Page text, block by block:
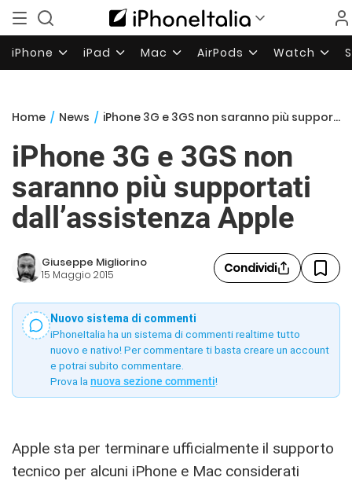
iPhone iPad Mac AirPods Watch
Home / News / iPhone 3G e 3GS non saranno più supportati dall’assistenza Apple
iPhone 3G e 3GS non
saranno più supportati
dall’assistenza Apple
Giuseppe Migliorino
15 Maggio 2015 Condividi
Nuovo sistema di commenti
iPhoneItalia ha un sistema di commenti realtime tutto
nuovo e nativo! Per commentare ti basta creare un account
e potrai subito commentare.
Prova la nuova sezione commenti!
Apple sta per terminare ufficialmente il supporto
tecnico per alcuni iPhone e Mac considerati